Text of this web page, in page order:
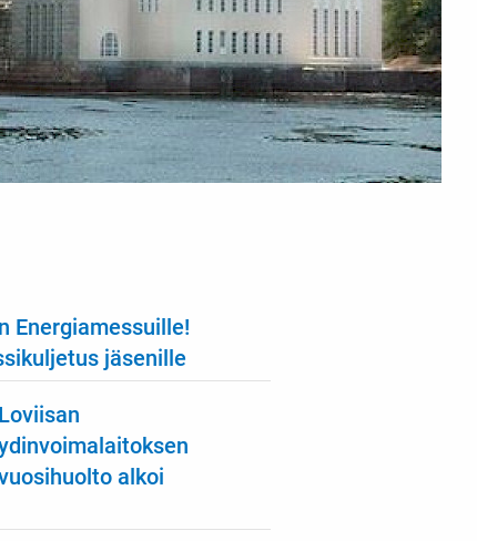
Energiamessuille!
jäsenille
Loviisan
alkoi